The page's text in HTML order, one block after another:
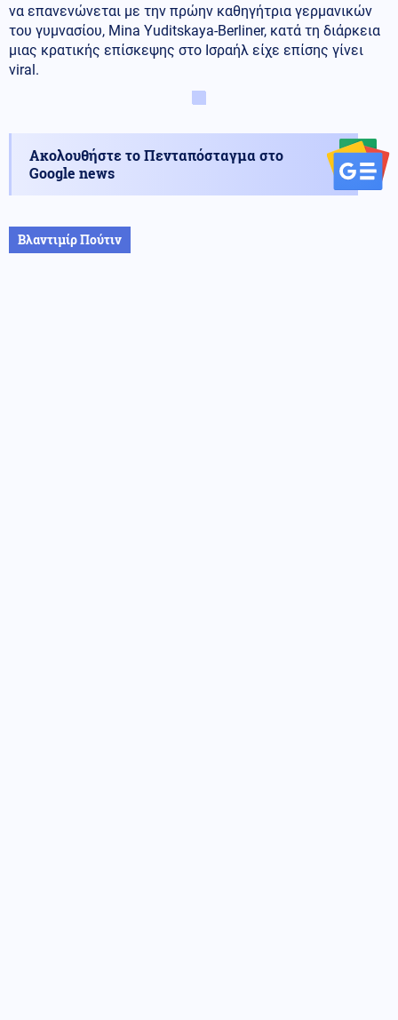
να επανενώνεται με την πρώην καθηγήτρια γερμανικών
του γυμνασίου, Mina Yuditskaya-Berliner, κατά τη διάρκεια
μιας κρατικής επίσκεψης στο Ισραήλ είχε επίσης γίνει
viral.
Ακολουθήστε το Πενταπόσταγμα στο
Google news
Βλαντιμίρ Πούτιν